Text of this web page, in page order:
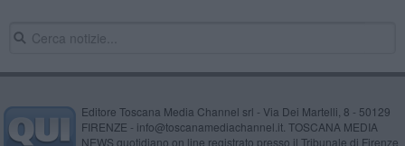
Editore Toscana Media Channel srl - Via Dei Martelli, 8 - 50129
FIRENZE - info@toscanamediachannel.it. TOSCANA MEDIA
NEWS quotidiano on line registrato presso il Tribunale di Firenze